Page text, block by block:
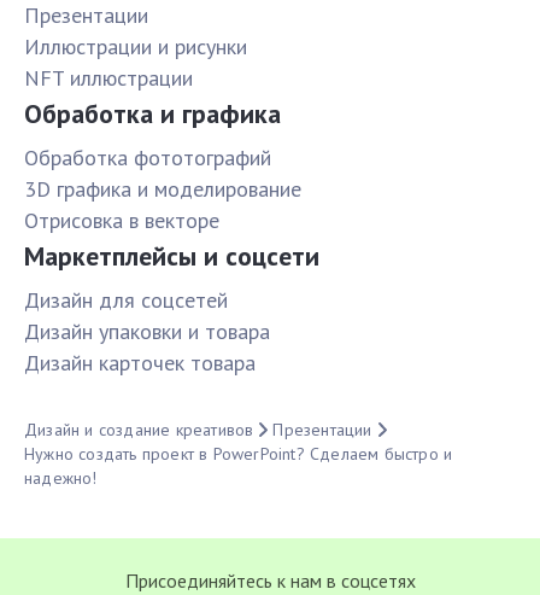
Презентации
Иллюстрации и рисунки
NFT иллюстрации
Обработка и графика
Обработка фототографий
3D графика и моделирование
Отрисовка в векторе
Маркетплейсы и соцсети
Дизайн для соцсетей
Дизайн упаковки и товара
Дизайн карточек товара
Дизайн и создание креативов
Презентации
Нужно создать проект в PowerPoint? Сделаем быстро и
надежно!
Присоединяйтесь к нам в соцсетях